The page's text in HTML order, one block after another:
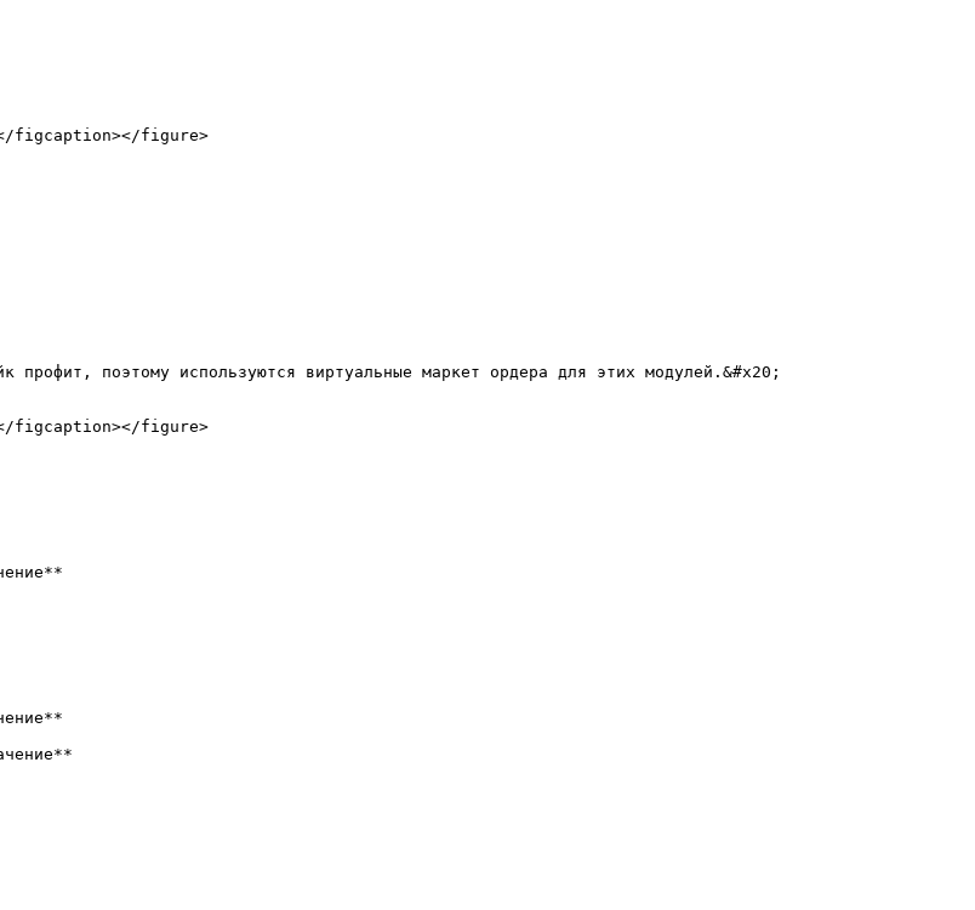
figcaption></figure>
профит, поэтому используются виртуальные маркет ордера для этих модулей.&#x20;
figcaption></figure>